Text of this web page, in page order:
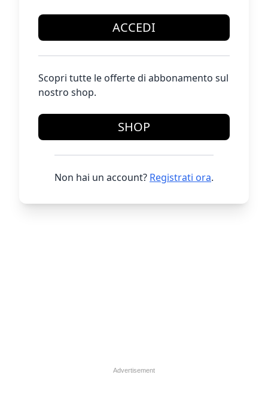
ACCEDI
Scopri tutte le offerte di abbonamento sul
nostro shop.
SHOP
Non hai un account? Registrati ora.